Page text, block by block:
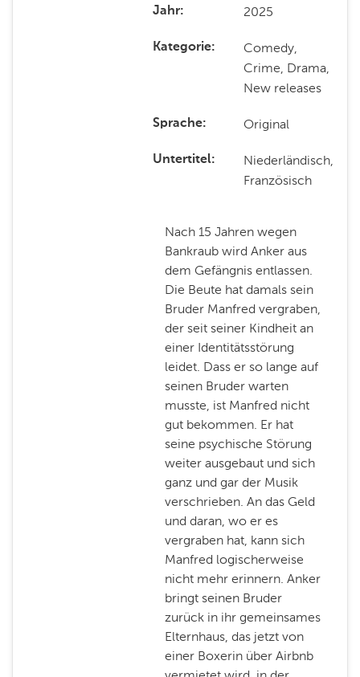
Jahr 2025
Kategorie
Comedy,
Crime, Drama,
New releases
Sprache Original
Untertitel
Niederländisch,
Französisch
Nach 15 Jahren wegen
Bankraub wird Anker aus
dem Gefängnis entlassen.
Die Beute hat damals sein
Bruder Manfred vergraben,
der seit seiner Kindheit an
einer Identitätsstörung
leidet. Dass er so lange auf
seinen Bruder warten
musste, ist Manfred nicht
gut bekommen. Er hat
seine psychische Störung
weiter ausgebaut und sich
ganz und gar der Musik
verschrieben. An das Geld
und daran, wo er es
vergraben hat, kann sich
Manfred logischerweise
nicht mehr erinnern. Anker
bringt seinen Bruder
zurück in ihr gemeinsames
Elternhaus, das jetzt von
einer Boxerin über Airbnb